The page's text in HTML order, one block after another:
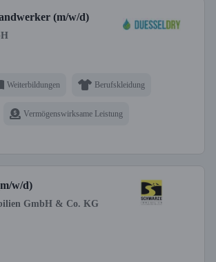
(m/w/d)
Weiterbildungen Berufskleidung
Vermögenswirksame Leistung
w/d)
GmbH & Co. KG